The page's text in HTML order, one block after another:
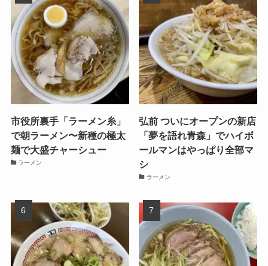
市役所裏手「ラーメン糸」
で朝ラーメン〜新種の極太
麺で大盛チャーシュー
ラーメン
弘前 ついにオープンの新店
「夢を語れ青森」でハイボ
ールマンはやっぱり全部マ
シ
ラーメン